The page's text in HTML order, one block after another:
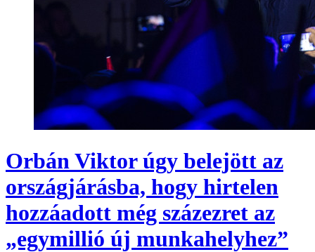
Orbán Viktor úgy belejött az
országjárásba, hogy hirtelen
hozzáadott még százezret az
„egymillió új munkahelyhez”